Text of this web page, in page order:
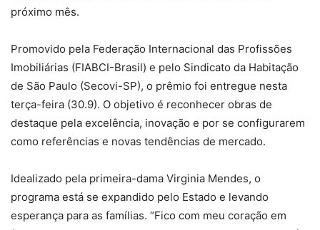
próximo mês.
Promovido pela Federação Internacional das Profissões
Imobiliárias (FIABCI-Brasil) e pelo Sindicato da Habitação
de São Paulo (Secovi-SP), o prêmio foi entregue nesta
terça-feira (30.9). O objetivo é reconhecer obras de
destaque pela excelência, inovação e por se configurarem
como referências e novas tendências de mercado.
Idealizado pela primeira-dama Virginia Mendes, o
programa está se expandido pelo Estado e levando
esperança para as famílias. “Fico com meu coração em